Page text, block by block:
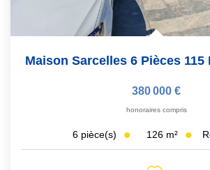
Maison Sarcelles 6 Pièces 115
380 000 €
honoraires compris
6 pièce(s) 126 m²